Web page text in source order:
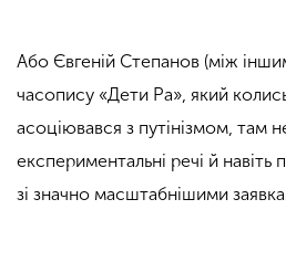
Або Євгеній Степанов (між
часопису «Дети Ра», який
асоціювався з путінізмом, там
експериментальні речі й навіть
зі значно масштабнішими